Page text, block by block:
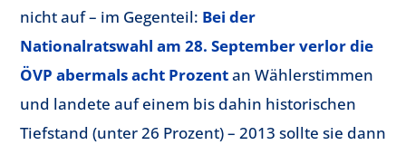
nicht auf – im Gegenteil: Bei der
Nationalratswahl am 28. September verlor die
ÖVP abermals acht Prozentan Wählerstimmen
und landete auf einem bis dahin historischen
Tiefstand (unter 26 Prozent) – 2013 sollte sie dann